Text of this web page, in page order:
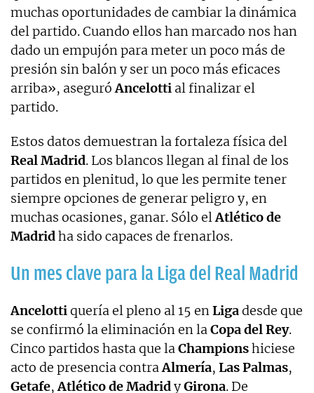
muchas oportunidades de cambiar la dinámica
del partido. Cuando ellos han marcado nos han
dado un empujón para meter un poco más de
presión sin balón y ser un poco más eficaces
arriba», aseguróAncelotti al finalizar el
partido.
Estos datos demuestran la fortaleza física del
Real Madrid. Los blancos llegan al final de los
partidos en plenitud, lo que les permite tener
siempre opciones de generar peligro y, en
muchas ocasiones, ganar. Sólo elAtlético de
Madridha sido capaces de frenarlos.
Un mes clave para la Liga del Real Madrid
Ancelottiquería el pleno al 15 enLigadesde que
se confirmó la eliminación en laCopa del Rey.
Cinco partidos hasta que laChampionshiciese
acto de presencia contraAlmería, Las Palmas,
Getafe,Atlético de MadridyGirona. De